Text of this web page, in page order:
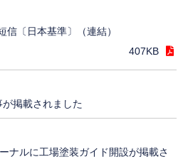
〔日本基準〕（連結）
407KB
掲載されました
ナルに工場塗装ガイド開設が掲載さ